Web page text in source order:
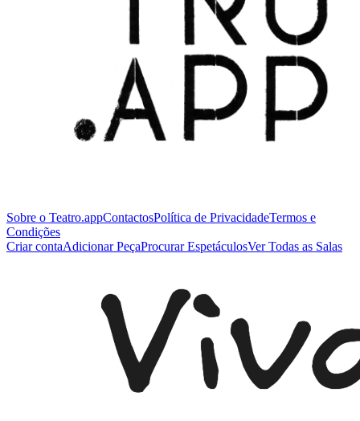
Sobre o Teatro.appContactosPolítica de PrivacidadeTermos e
Condições
Criar contaAdicionar PeçaProcurar EspetáculosVer Todas as Salas